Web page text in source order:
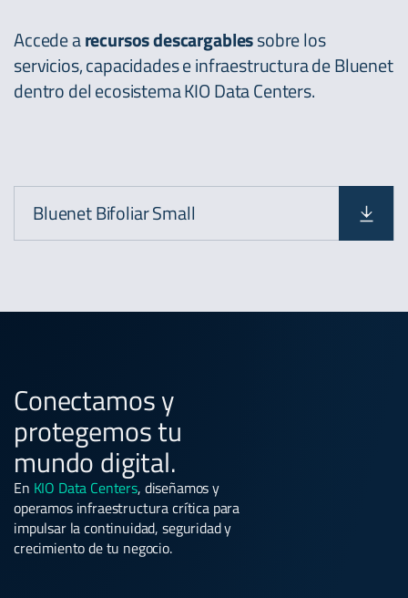
Accede arecursos descargablessobre los
servicios, capacidades e infraestructura de Bluenet
dentro del ecosistema KIO Data Centers.
Bluenet Bifoliar Small
Conectamos y
protegemos tu
mundo digital.
En KIO Data Centers, diseñamos y
operamos infraestructura crítica para
impulsar la continuidad, seguridad y
crecimiento de tu negocio.